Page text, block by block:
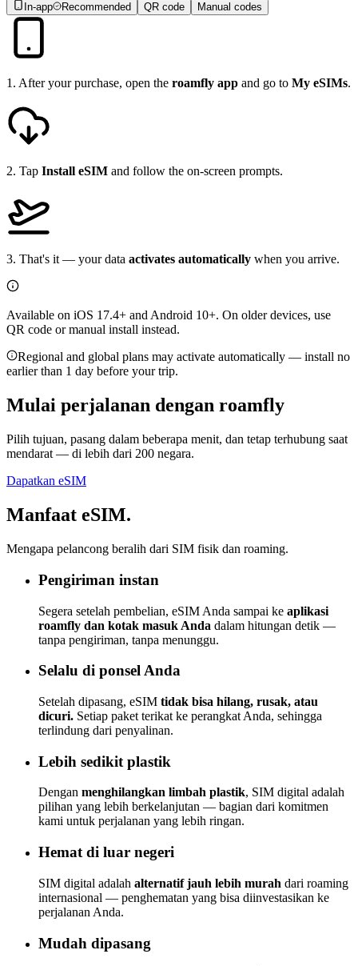
In-app Recommended QR code Manual codes
1. After your purchase, open the roamfly app and go to My eSIMs.
2. Tap Install eSIM and follow the on-screen prompts.
3. That's it — your data activates automatically when you arrive.
Available on iOS 17.4+ and Android 10+. On older devices, use
QR code or manual install instead.
Regional and global plans may activate automatically — install no
earlier than 1 day before your trip.
Mulai perjalanan dengan roamfly
Pilih tujuan, pasang dalam beberapa menit, dan tetap terhubung saat
mendarat — di lebih dari 200 negara.
Dapatkan eSIM
Manfaat eSIM.
Mengapa pelancong beralih dari SIM fisik dan roaming.
Pengiriman instan
Segera setelah pembelian, eSIM Anda sampai ke aplikasi
roamfly dan kotak masuk Anda dalam hitungan detik —
tanpa pengiriman, tanpa menunggu.
Selalu di ponsel Anda
Setelah dipasang, eSIM tidak bisa hilang, rusak, atau
dicuri. Setiap paket terikat ke perangkat Anda, sehingga
terlindung dari penyalinan.
Lebih sedikit plastik
Dengan menghilangkan limbah plastik, SIM digital adalah
pilihan yang lebih berkelanjutan — bagian dari komitmen
kami untuk perjalanan yang lebih ringan.
Hemat di luar negeri
SIM digital adalah alternatif jauh lebih murah dari roaming
internasional — penghematan yang bisa diinvestasikan ke
perjalanan Anda.
Mudah dipasang